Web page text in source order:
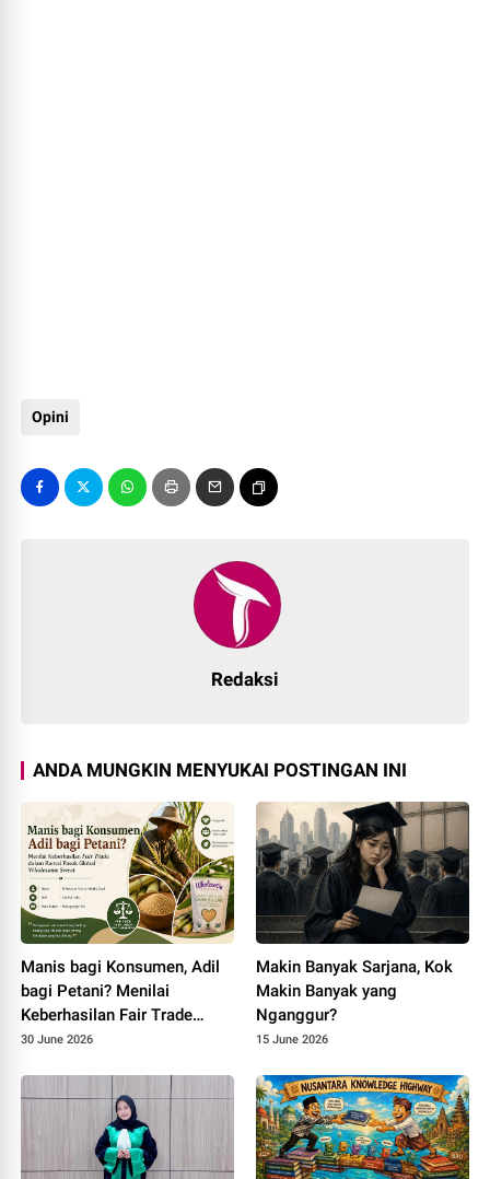
Opini
Redaksi
ANDA MUNGKIN MENYUKAI POSTINGAN INI
Manis bagi Konsumen, Adil
bagi Petani? Menilai
Keberhasilan Fair Trade
dalam Rantai Pasok Global
30 June 2026
Makin Banyak Sarjana, Kok
Makin Banyak yang
Nganggur?
15 June 2026